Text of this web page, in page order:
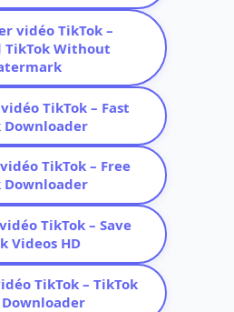
vidéo TikTok –
TikTok Without
TikTok – Fast
Downloader
TikTok – Free
Downloader
TikTok – Save
Videos HD
TikTok – TikTok